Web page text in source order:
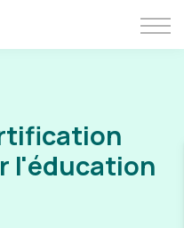
l'éducation